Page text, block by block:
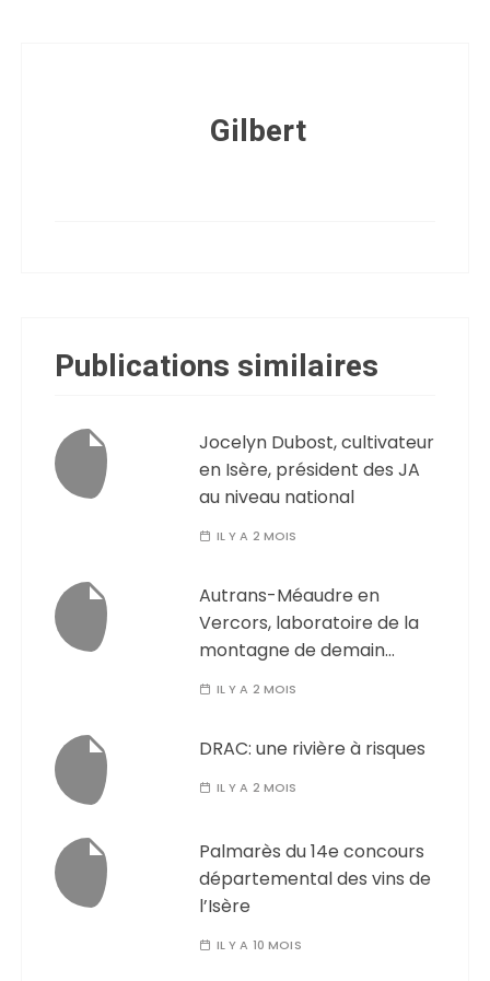
Gilbert
Publications similaires
Jocelyn Dubost, cultivateur
en Isère, président des JA
au niveau national
IL Y A 2 MOIS
Autrans-Méaudre en
Vercors, laboratoire de la
montagne de demain…
IL Y A 2 MOIS
DRAC: une rivière à risques
IL Y A 2 MOIS
Palmarès du 14e concours
départemental des vins de
l’Isère
IL Y A 10 MOIS